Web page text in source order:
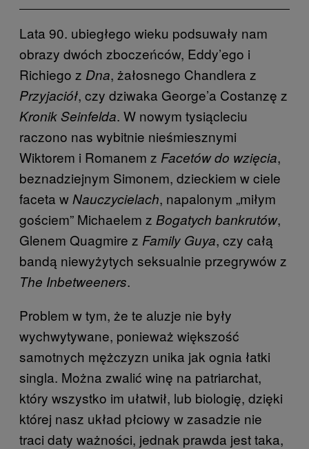
Lata 90. ubiegłego wieku podsuwały nam
obrazy dwóch zboczeńców, Eddy’ego i
Richiego z Dna, żałosnego Chandlera z
Przyjaciół, czy dziwaka George’a Costanzę z
Kronik Seinfelda. W nowym tysiącleciu
raczono nas wybitnie nieśmiesznymi
Wiktorem i Romanem z Facetów do wzięcia,
beznadziejnym Simonem, dzieckiem w ciele
faceta wNauczycielach, napalonym „miłym
gościem” Michaelem z Bogatych bankrutów,
Glenem Quagmire z Family Guya, czy całą
bandą niewyżytych seksualnie przegrywów z
The Inbetweeners.
Problem w tym, że te aluzje nie były
wychwytywane, ponieważ większość
samotnych mężczyzn unika jak ognia łatki
singla. Można zwalić winę na patriarchat,
który wszystko im ułatwił, lub biologię, dzięki
której nasz układ płciowy w zasadzie nie
traci daty ważności, jednak prawda jest taka,